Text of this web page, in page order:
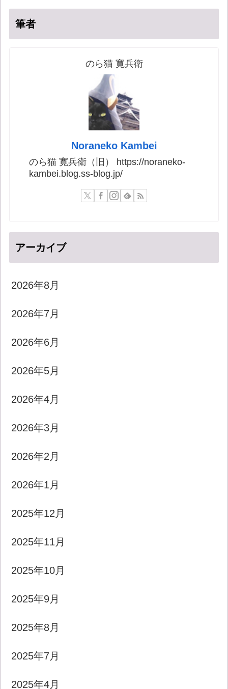
筆者
のら猫 寛兵衛
Noraneko Kambei
のら猫 寛兵衛（旧） https://noraneko-
kambei.blog.ss-blog.jp/
アーカイブ
2026年8月
2026年7月
2026年6月
2026年5月
2026年4月
2026年3月
2026年2月
2026年1月
2025年12月
2025年11月
2025年10月
2025年9月
2025年8月
2025年7月
2025年4月